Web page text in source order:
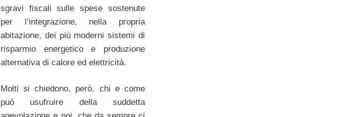
sgravi fiscali sulle spese sostenute
per l’integrazione, nella propria
abitazione, dei più moderni sistemi di
risparmio energetico e produzione
alternativa di calore ed elettricità.
Molti si chiedono, però, chi e come
può usufruire della suddetta